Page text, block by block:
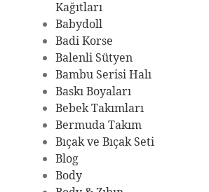
Kağıtları
Babydoll
Badi Korse
Balenli Sütyen
Bambu Serisi Halı
Baskı Boyaları
Bebek Takımları
Bermuda Takım
Bıçak ve Bıçak Seti
Blog
Body